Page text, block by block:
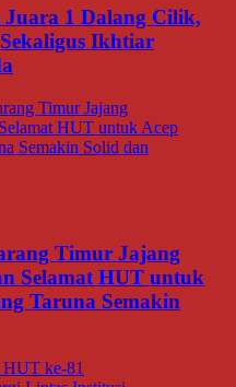
1 Dalang Cilik,
Ikhtiar
Timur Jajang
Selamat HUT untuk
Taruna Semakin